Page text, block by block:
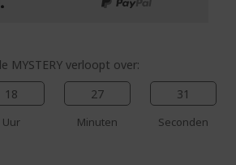
MYSTERY verloopt over:
18
Uur
27
Minuten
30
Seconden